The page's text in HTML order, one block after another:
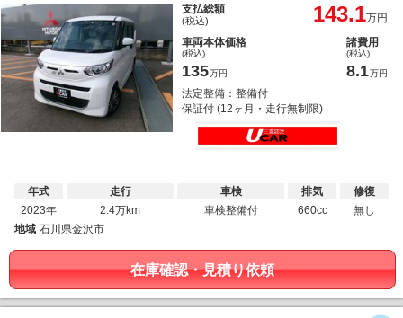
支払総額
(税込) 143.1万円
車両本体価格
(税込)
135万円
諸費用
(税込)
8.1万円
法定整備：整備付
保証付 (12ヶ月・走行無制限)
年式
2023年
走行
2.4万km
車検
車検整備付
排気
660cc
修復
無し
地域 石川県金沢市
在庫確認・見積り依頼